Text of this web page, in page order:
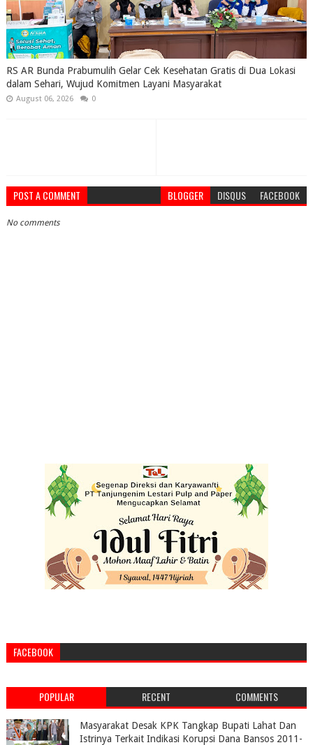
RS AR Bunda Prabumulih Gelar Cek Kesehatan Gratis di Dua Lokasi
dalam Sehari, Wujud Komitmen Layani Masyarakat
August 06, 2026 0
POST A COMMENT BLOGGER DISQUS FACEBOOK
No comments
FACEBOOK
POPULAR RECENT COMMENTS
Masyarakat Desak KPK Tangkap Bupati Lahat Dan
Istrinya Terkait Indikasi Korupsi Dana Bansos 2011-